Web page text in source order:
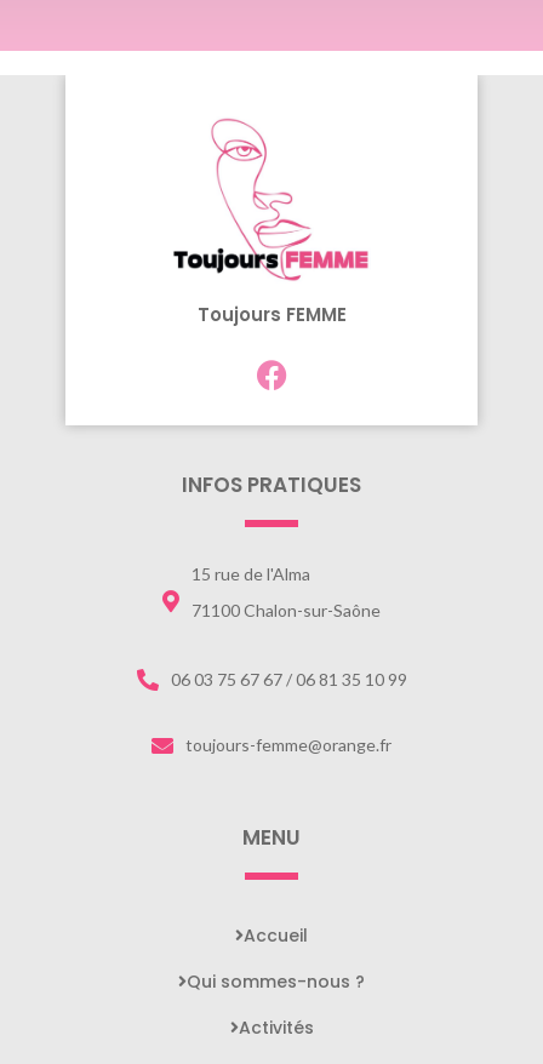
Toujours FEMME
INFOS PRATIQUES
15 rue de l'Alma
71100 Chalon-sur-Saône
06 03 75 67 67 / 06 81 35 10 99
toujours-femme@orange.fr
MENU
Accueil
Qui sommes-nous ?
Activités